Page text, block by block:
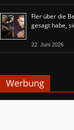
Fler über die
gesagt habe,
22. Juni 2026
Werbung